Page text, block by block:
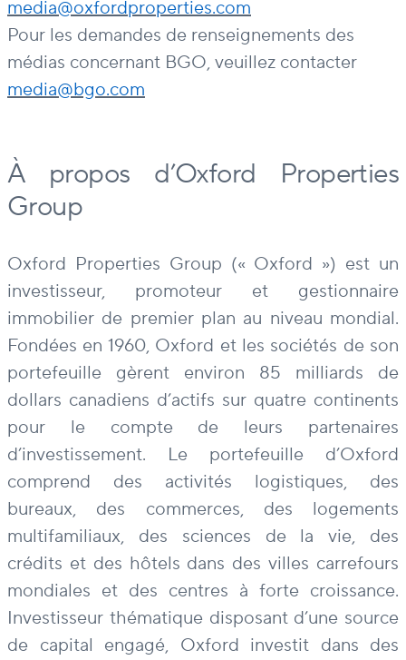
media@oxfordproperties.com
Pour les demandes de renseignements des
médias concernant BGO, veuillez contacter
media@bgo.com
À propos d’Oxford Properties
Group
Oxford Properties Group (« Oxford ») est un
investisseur, promoteur et gestionnaire
immobilier de premier plan au niveau mondial.
Fondées en 1960, Oxford et les sociétés de son
portefeuille gèrent environ 85 milliards de
dollars canadiens d’actifs sur quatre continents
pour le compte de leurs partenaires
d’investissement. Le portefeuille d’Oxford
comprend des activités logistiques, des
bureaux, des commerces, des logements
multifamiliaux, des sciences de la vie, des
crédits et des hôtels dans des villes carrefours
mondiales et des centres à forte croissance.
Investisseur thématique disposant d’une source
de capital engagé, Oxford investit dans des